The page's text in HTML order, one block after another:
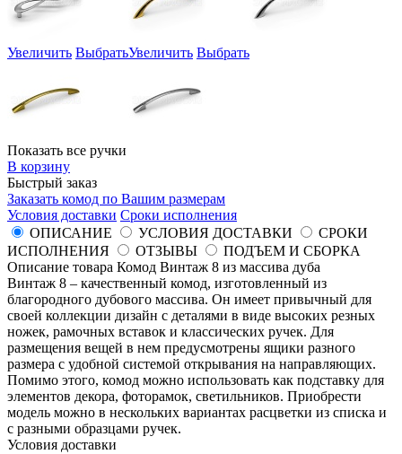
Увеличить ВыбратьУвеличить Выбрать
Показать все ручки
В корзину
Быстрый заказ
Заказать комод по Вашим размерам
Условия доставки Сроки исполнения
ОПИСАНИЕ
УСЛОВИЯ ДОСТАВКИ
СРОКИ
ИСПОЛНЕНИЯ
ОТЗЫВЫ
ПОДЪЕМ И СБОРКА
Описание товара Комод Винтаж 8 из массива дуба
Винтаж 8 – качественный комод, изготовленный из
благородного дубового массива. Он имеет привычный для
своей коллекции дизайн с деталями в виде высоких резных
ножек, рамочных вставок и классических ручек. Для
размещения вещей в нем предусмотрены ящики разного
размера с удобной системой открывания на направляющих.
Помимо этого, комод можно использовать как подставку для
элементов декора, фоторамок, светильников. Приобрести
модель можно в нескольких вариантах расцветки из списка и
с разными образцами ручек.
Условия доставки